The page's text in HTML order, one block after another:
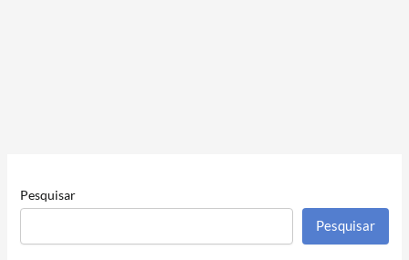
Pesquisar
Pesquisar